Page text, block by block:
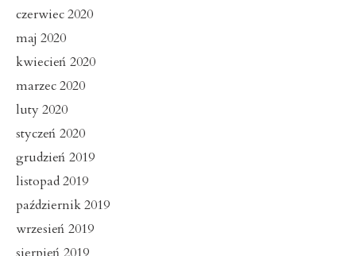
czerwiec 2020
maj 2020
kwiecień 2020
marzec 2020
luty 2020
styczeń 2020
grudzień 2019
listopad 2019
październik 2019
wrzesień 2019